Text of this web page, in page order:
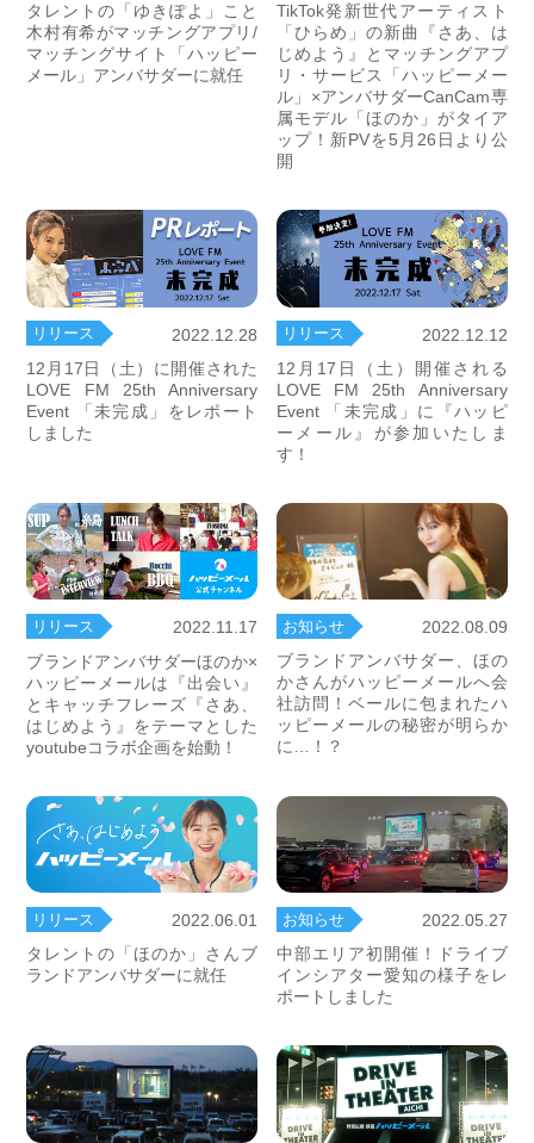
タレントの「ゆきぽよ」こと
木村有希がマッチングアプリ/
マッチングサイト「ハッピー
メール」アンバサダーに就任
TikTok発新世代アーティスト
「ひらめ」の新曲『さあ、は
じめよう』とマッチングアプ
リ・サービス「ハッピーメー
ル」×アンバサダーCanCam専
属モデル「ほのか」がタイア
ップ！新PVを5月26日より公
開
リリース
2022.12.28
12月17日（土）に開催された
LOVE FM 25th Anniversary
Event 「未完成」をレポート
しました
リリース
2022.12.12
12月17日（土）開催される
LOVE FM 25th Anniversary
Event 「未完成」に『ハッピ
ーメール』が参加いたしま
す！
リリース
2022.11.17
ブランドアンバサダーほのか×
ハッピーメールは『出会い』
とキャッチフレーズ『さあ、
はじめよう』をテーマとした
youtubeコラボ企画を始動！
お知らせ
2022.08.09
ブランドアンバサダー、ほの
かさんがハッピーメールへ会
社訪問！ベールに包まれたハ
ッピーメールの秘密が明らか
に…！？
リリース
2022.06.01
タレントの「ほのか」さんブ
ランドアンバサダーに就任
お知らせ
2022.05.27
中部エリア初開催！ドライブ
インシアター愛知の様子をレ
ポートしました